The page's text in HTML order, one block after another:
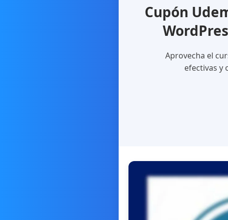
Cupón
Aprovecha el
efectivas y